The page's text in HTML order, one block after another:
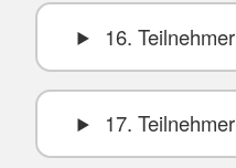
16. Teilnehmer
17. Teilnehmer